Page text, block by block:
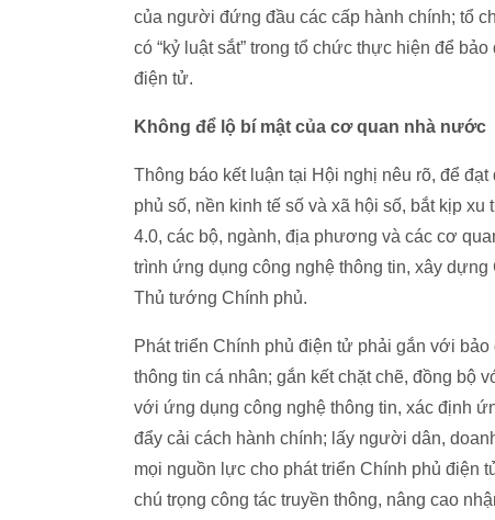
của người đứng đầu các cấp hành chính; tổ
có “kỷ luật sắt” trong tổ chức thực hiện để
điện tử.
Không để lộ bí mật của cơ quan nhà nước
Thông báo kết luận tại Hội nghị nêu rõ, để
phủ số, nền kinh tế số và xã hội số, bắt kịp
4.0, các bộ, ngành, địa phương và các cơ
trình ứng dụng công nghệ thông tin, xây
Thủ tướng Chính phủ.
Phát triển Chính phủ điện tử phải gắn với
thông tin cá nhân; gắn kết chặt chẽ, đồng bộ
với ứng dụng công nghệ thông tin, xác định
đẩy cải cách hành chính; lấy người dân,
mọi nguồn lực cho phát triển Chính phủ điện
chú trọng công tác truyền thông, nâng cao